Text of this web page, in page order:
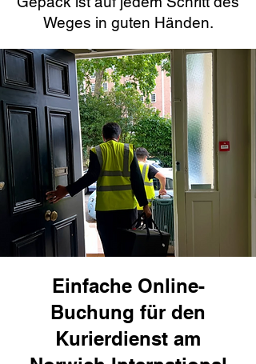
Weges in guten Händen.
Einfache Online-
Buchung für den
Kurierdienst am